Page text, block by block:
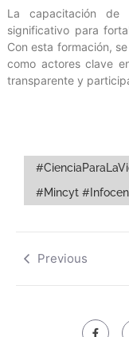
La capacitación de
significativo para
Con esta formación,
como actores clave
transparente y
#Mincyt
Previous